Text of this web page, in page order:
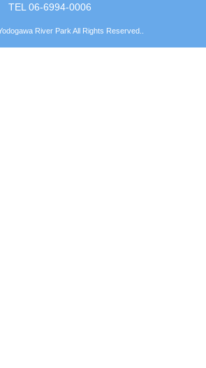
TEL 06-6994-0006
River Park All Rights Reserved..